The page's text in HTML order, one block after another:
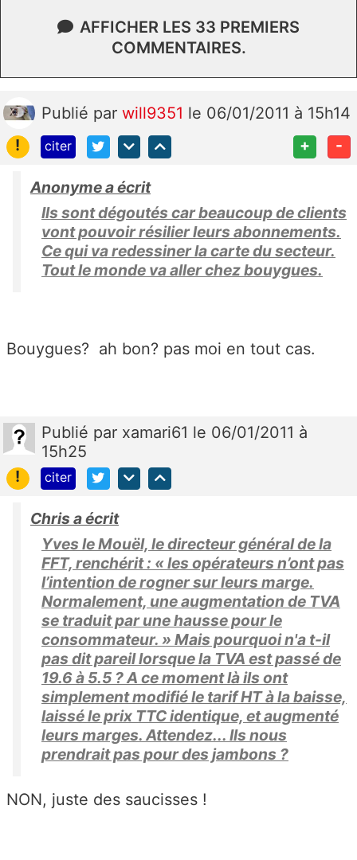
AFFICHER LES 33 PREMIERS
COMMENTAIRES.
Publié par will9351 le 06/01/2011 à 15h14
!
citer + -
Anonyme a écrit
Ils sont dégoutés car beaucoup de clients
vont pouvoir résilier leurs abonnements.
Ce qui va redessiner la carte du secteur.
Tout le monde va aller chez bouygues.
Bouygues? ah bon? pas moi en tout cas.
Publié par xamari61 le 06/01/2011 à
15h25
!
citer
Chris a écrit
Yves le Mouël, le directeur général de la
FFT, renchérit : « les opérateurs n’ont pas
l’intention de rogner sur leurs marge.
Normalement, une augmentation de TVA
se traduit par une hausse pour le
consommateur. » Mais pourquoi n'a t-il
pas dit pareil lorsque la TVA est passé de
19.6 à 5.5 ? A ce moment là ils ont
simplement modifié le tarif HT à la baisse,
laissé le prix TTC identique, et augmenté
leurs marges. Attendez... Ils nous
prendrait pas pour des jambons ?
NON, juste des saucisses !